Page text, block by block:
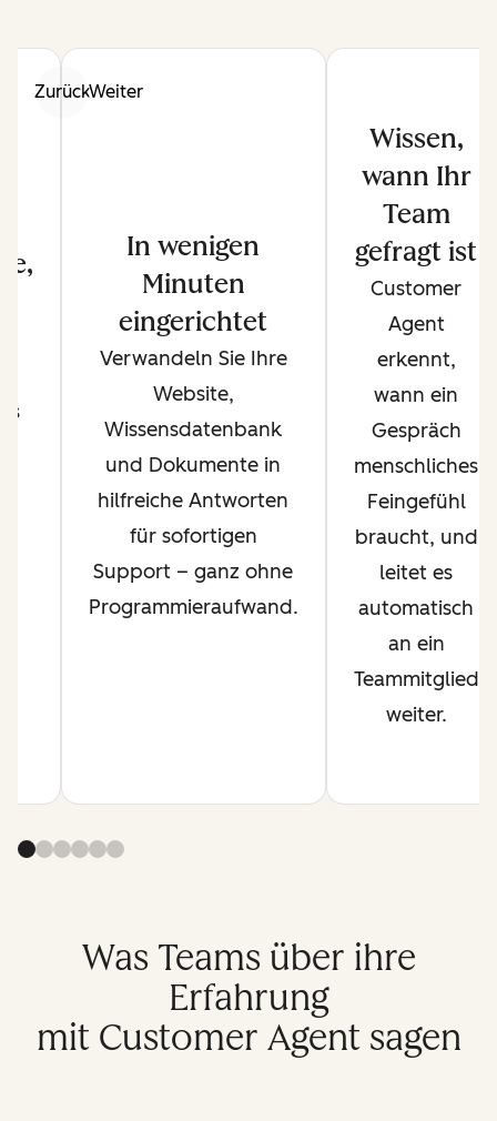
ZurückWeiter
In wenigen
Minuten
eingerichtet
Verwandeln Sie Ihre
Website,
Wissensdatenbank
und Dokumente in
hilfreiche Antworten
für sofortigen
Support – ganz ohne
Programmieraufwand.
Wissen,
wann Ihr
Team
gefragt ist
Customer
Agent
erkennt,
wann ein
Gespräch
menschliches
Feingefühl
braucht, und
leitet es
automatisch
an ein
Teammitglied
weiter.
Was Teams über ihre
Erfahrung
mit Customer Agent sagen